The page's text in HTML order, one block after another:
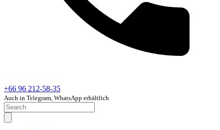
+66 96 212-58-35
Auch in Telegram, WhatsApp erhältlich